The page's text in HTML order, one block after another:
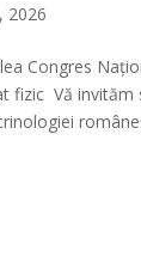
2026
Congres
fizic Vă invităm